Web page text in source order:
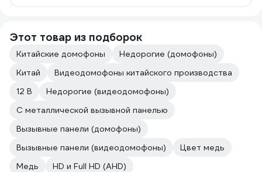
Этот товар из подборок
Китайские домофоны
Недорогие (домофоны)
Китай
Видеодомофоны китайского производства
12 В
Недорогие (видеодомофоны)
С металлической вызывной панелью
Вызывные панели (домофоны)
Вызывные панели (видеодомофоны)
Цвет медь
Медь
HD и Full HD (AHD)